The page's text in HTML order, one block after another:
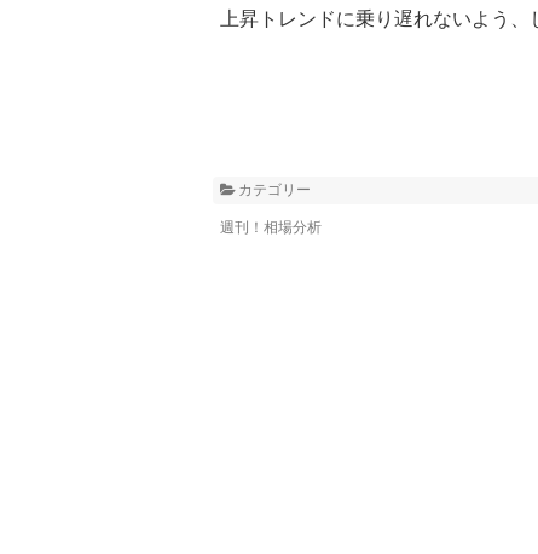
上昇トレンドに乗り遅れないよう、
カテゴリー
週刊！相場分析